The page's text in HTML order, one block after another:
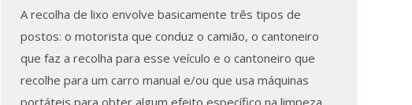
A recolha de lixo envolve basicamente três tipos de
postos: o motorista que conduz o camião, o cantoneiro
que faz a recolha para esse veículo e o cantoneiro que
recolhe para um carro manual e/ou que usa máquinas
portáteis para obter algum efeito específico na limpeza